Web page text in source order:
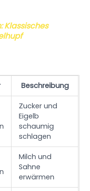
Klassisches
Beschreibung
Zucker und
Eigelb
schaumig
schlagen
Milch und
Sahne
erwärmen